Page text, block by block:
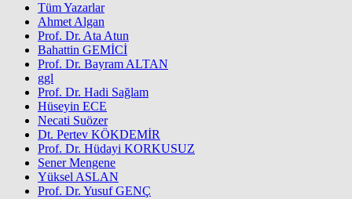
Tüm Yazarlar
Ahmet Algan
Prof. Dr. Ata Atun
Bahattin GEMİCİ
Prof. Dr. Bayram ALTAN
ggl
Prof. Dr. Hadi Sağlam
Hüseyin ECE
Necati Suözer
Dt. Pertev KÖKDEMİR
Prof. Dr. Hüdayi KORKUSUZ
Sener Mengene
Yüksel ASLAN
Prof. Dr. Yusuf GENÇ